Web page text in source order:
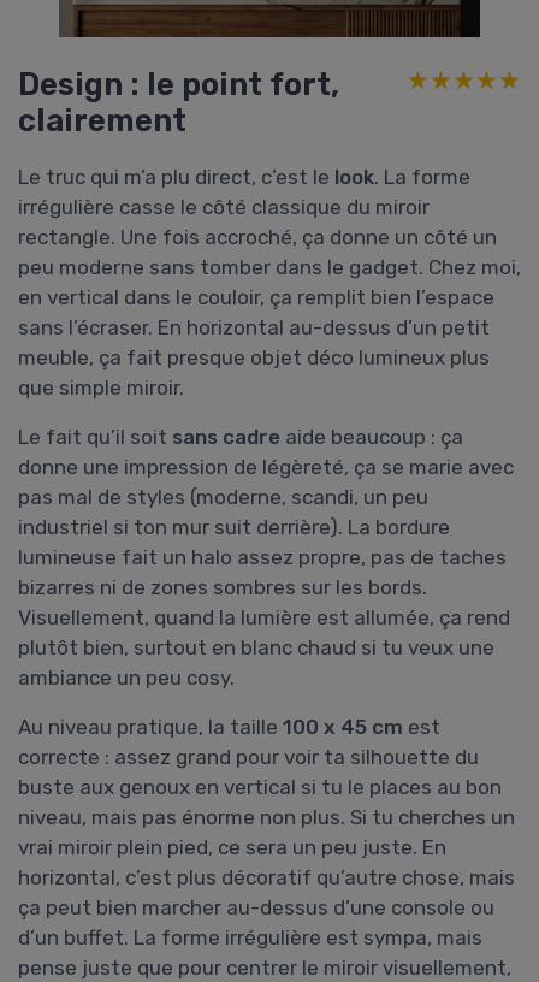
Design : le point fort,
clairement
★★★★★
★★★★★
Le truc qui m’a plu direct, c’est le look. La forme
irrégulière casse le côté classique du miroir
rectangle. Une fois accroché, ça donne un côté un
peu moderne sans tomber dans le gadget. Chez moi,
en vertical dans le couloir, ça remplit bien l’espace
sans l’écraser. En horizontal au-dessus d’un petit
meuble, ça fait presque objet déco lumineux plus
que simple miroir.
Le fait qu’il soit sans cadre aide beaucoup : ça
donne une impression de légèreté, ça se marie avec
pas mal de styles (moderne, scandi, un peu
industriel si ton mur suit derrière). La bordure
lumineuse fait un halo assez propre, pas de taches
bizarres ni de zones sombres sur les bords.
Visuellement, quand la lumière est allumée, ça rend
plutôt bien, surtout en blanc chaud si tu veux une
ambiance un peu cosy.
Au niveau pratique, la taille 100 x 45 cm est
correcte : assez grand pour voir ta silhouette du
buste aux genoux en vertical si tu le places au bon
niveau, mais pas énorme non plus. Si tu cherches un
vrai miroir plein pied, ce sera un peu juste. En
horizontal, c’est plus décoratif qu’autre chose, mais
ça peut bien marcher au-dessus d’une console ou
d’un buffet. La forme irrégulière est sympa, mais
pense juste que pour centrer le miroir visuellement,